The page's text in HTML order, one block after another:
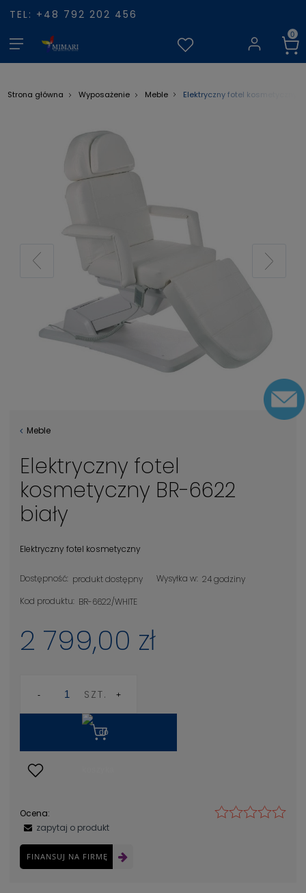
TEL: +48 792 202 456
Strona główna Wyposażenie Meble Elektryczny fotel kosmetyczny
Meble
Elektryczny fotel
kosmetyczny BR-6622
biały
Elektryczny fotel kosmetyczny
Dostępność: produkt dostępny Wysyłka w: 24 godziny
Kod produktu: BR-6622/WHITE
2 799,00 zł
SZT.
Ocena:
zapytaj o produkt
FINANSUJ NA FIRMĘ